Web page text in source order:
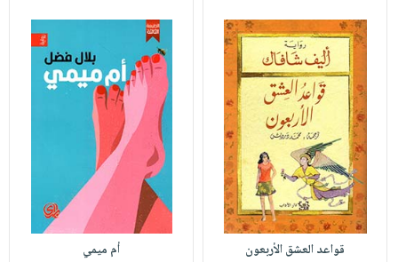
قواعد العشق الأربعون
أم ميمي